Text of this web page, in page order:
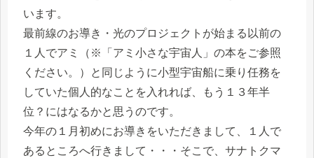
います。
最前線のお導き・光のプロジェクトが始まる以前の
１人でアミ（※「アミ小さな宇宙人」の本をご参照
ください。）と同じように小型宇宙船に乗り任務を
していた個人的なことを入れれば、もう１３年半
位？にはなるかと思うのです。
今年の１月初めにお導きをいただきまして、１人で
あるところへ行きまして・・・そこで、サナトクマ